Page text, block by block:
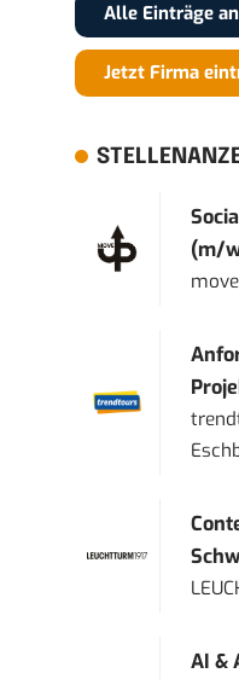
Alle Einträge
Jetzt Firma
(m/
AI &